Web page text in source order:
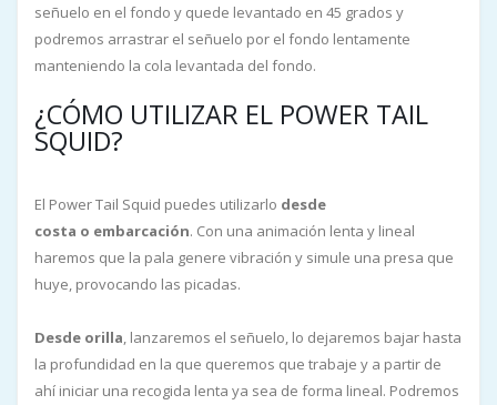
señuelo en el fondo y quede levantado en 45 grados y
podremos arrastrar el señuelo por el fondo lentamente
manteniendo la cola levantada del fondo.
¿CÓMO UTILIZAR EL POWER TAIL
SQUID?
El Power Tail Squid puedes utilizarlo desde
costa o embarcación. Con una animación lenta y lineal
haremos que la pala genere vibración y simule una presa que
huye, provocando las picadas.
Desde orilla , lanzaremos el señuelo, lo dejaremos bajar hasta
la profundidad en la que queremos que trabaje y a partir de
ahí iniciar una recogida lenta ya sea de forma lineal. Podremos